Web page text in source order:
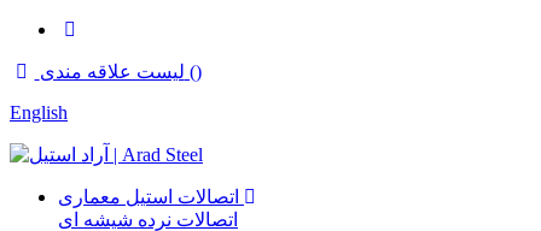
لیست علاقه مندی ()
English
اتصالات نرده شیشه ای